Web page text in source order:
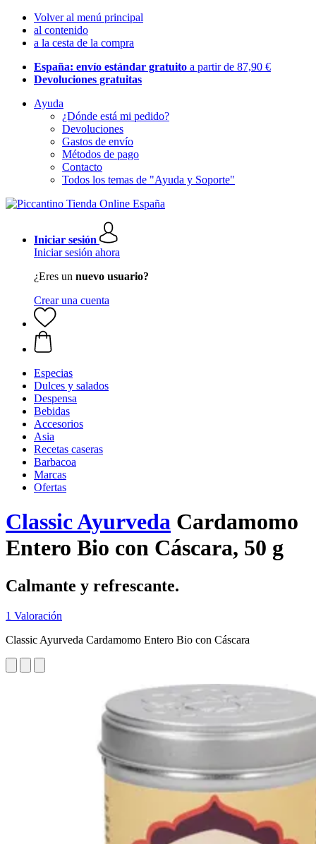
Volver al menú principal
al contenido
a la cesta de la compra
España: envío estándar gratuito a partir de 87,90 €
Devoluciones gratuitas
Ayuda
¿Dónde está mi pedido?
Devoluciones
Gastos de envío
Métodos de pago
Contacto
Todos los temas de "Ayuda y Soporte"
Iniciar sesión
Iniciar sesión ahora
¿Eres un nuevo usuario?
Crear una cuenta
Especias
Dulces y salados
Despensa
Bebidas
Accesorios
Asia
Recetas caseras
Barbacoa
Marcas
Ofertas
Classic Ayurveda Cardamomo
Entero Bio con Cáscara, 50 g
Calmante y refrescante.
1 Valoración
Classic Ayurveda Cardamomo Entero Bio con Cáscara